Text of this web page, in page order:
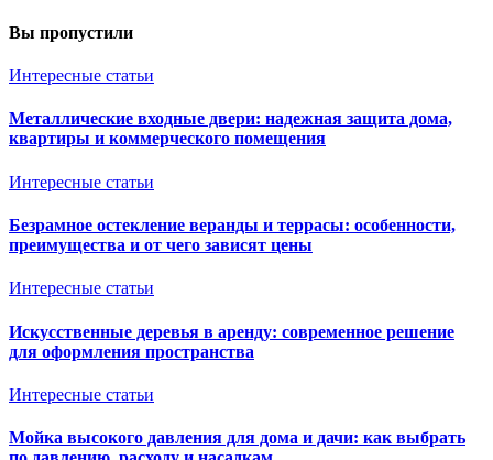
Вы пропустили
Интересные статьи
Металлические входные двери: надежная защита дома,
квартиры и коммерческого помещения
Интересные статьи
Безрамное остекление веранды и террасы: особенности,
преимущества и от чего зависят цены
Интересные статьи
Искусственные деревья в аренду: современное решение
для оформления пространства
Интересные статьи
Мойка высокого давления для дома и дачи: как выбрать